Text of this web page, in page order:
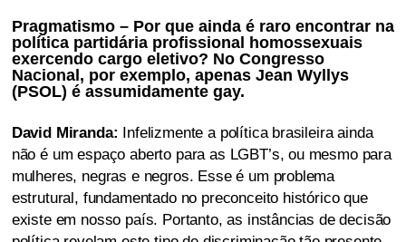
Pragmatismo – Por que ainda é raro encontrar na
política partidária profissional homossexuais
exercendo cargo eletivo? No Congresso
Nacional, por exemplo, apenas Jean Wyllys
(PSOL) é assumidamente gay.
David Miranda: Infelizmente a política brasileira ainda
não é um espaço aberto para as LGBT’s, ou mesmo para
mulheres, negras e negros. Esse é um problema
estrutural, fundamentado no preconceito histórico que
existe em nosso país. Portanto, as instâncias de decisão